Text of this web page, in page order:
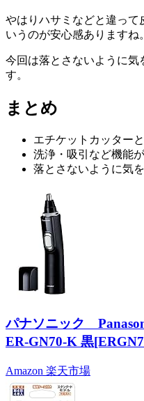
やはりハサミなどと違って
いうのが安心感ありますね。
今回は落とさないように気
す。
まとめ
エチケットカッター
洗浄・吸引など機能
落とさないように気
パナソニック
ER-GN70-K 黒
Amazon 楽天市場